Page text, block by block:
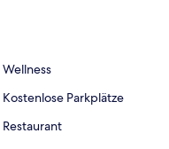
Wellness
Kostenlose Parkplätze
Restaurant